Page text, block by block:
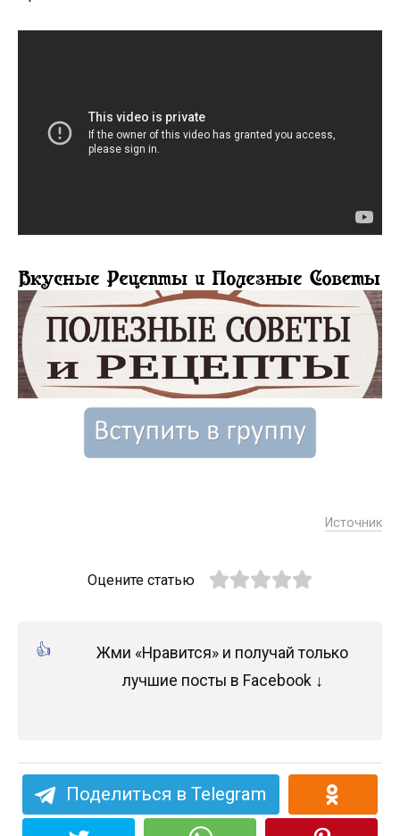
Источник
Оцените статью
Жми «Нравится» и получай только
лучшие посты в Facebook ↓
Поделиться в Telegram